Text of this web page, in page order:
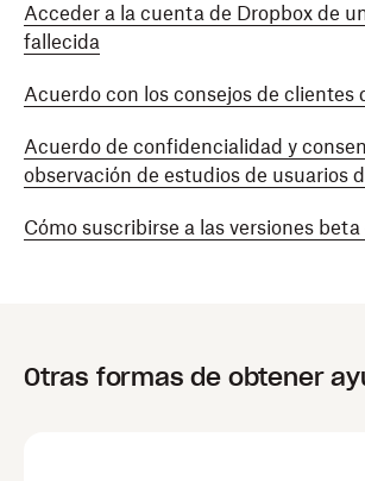
Acceder a la cuenta de Dropbox de
fallecida
Acuerdo con los consejos de clientes
Acuerdo de confidencialidad y
observación de estudios de usuarios
Cómo suscribirse a las versiones
Otras formas de obtener